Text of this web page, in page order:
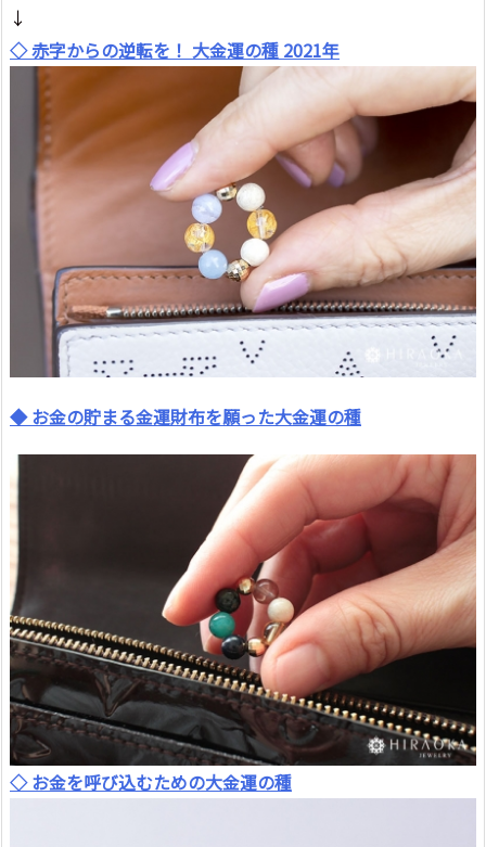
↓
◇ 赤字からの逆転を！ 大金運の種 2021年
◆ お金の貯まる金運財布を願った大金運の種
◇ お金を呼び込むための大金運の種